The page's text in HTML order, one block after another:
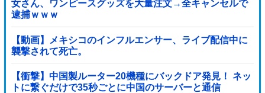
女さん、ワンピースグッズを大量注文→全キャンセルで
逮捕ｗｗｗ
【動画】メキシコのインフルエンサー、ライブ配信中に
襲撃されて死亡。
【衝撃】中国製ルーター20機種にバックドア発見！ ネッ
トに繋ぐだけで35秒ごとに中国のサーバーと通信